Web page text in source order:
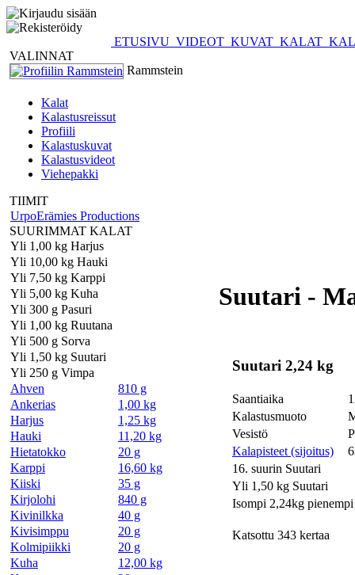
ETUSIVU VIDEOT KUVAT KALAT
VALINNAT
Rammstein
Kalat
Kalastusreissut
Profiili
Kalastuskuvat
Kalastusvideot
Viehepakki
TIIMIT
UrpoErämies Productions
SUURIMMAT KALAT
Yli 1,00 kg Harjus
Yli 10,00 kg Hauki
Yli 7,50 kg Karppi
Yli 5,00 kg Kuha
Yli 300 g Pasuri
Yli 1,00 kg Ruutana
Yli 500 g Sorva
Yli 1,50 kg Suutari
Yli 250 g Vimpa
Ahven
810 g
Ankerias
1,00 kg
Harjus
1,25 kg
Hauki
11,20 kg
Hietatokko
20 g
Karppi
16,60 kg
Kiiski
35 g
Kirjolohi
840 g
Kivinilkka
40 g
Kivisimppu
20 g
Kolmipiikki
20 g
Kuha
12,00 kg
Suutari -
Suutari 2,24 kg
Saantiaika
Kalastusmuoto
Vesistö
Kalapisteet (sijoitus)
16. suurin Suutari
Yli 1,50 kg Suutari
Isompi 2,24kg
Katsottu 343 kertaa